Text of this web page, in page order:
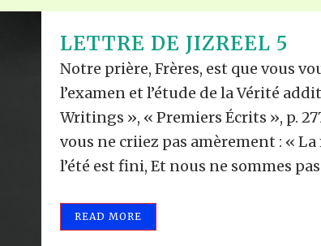
LETTRE DE JIZREEL 5
Notre prière, Frères, est que vous
l’examen et l’étude de la Vérité
Writings », « Premiers Écrits », p.
vous ne criiez pas amèrement : « La
l’été est fini, Et nous ne sommes pas
READ MORE